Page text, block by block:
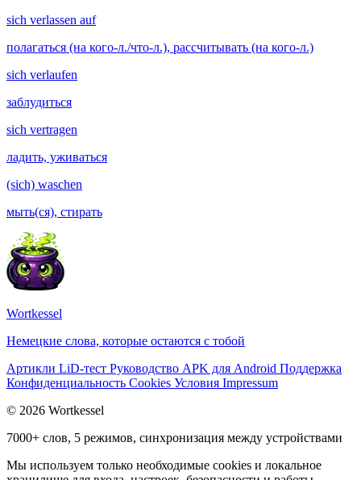
sich verlassen auf
полагаться (на кого-л./что-л.), рассчитывать (на кого-л.)
sich verlaufen
заблудиться
sich vertragen
ладить, уживаться
(sich) waschen
мыть(ся), стирать
Wortkessel
Немецкие слова, которые остаются с тобой
Артикли LiD-тест Руководство APK для Android Поддержка
Конфиденциальность Cookies Условия Impressum
© 2026 Wortkessel
7000+ слов, 5 режимов, синхронизация между устройствами
Мы используем только необходимые cookies и локальное